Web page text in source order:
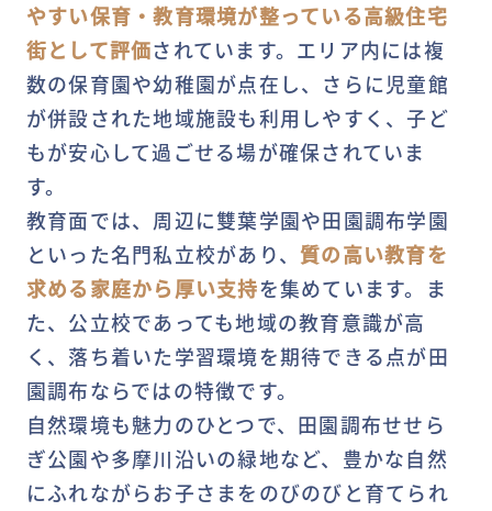
やすい保育・教育環境が整っている高級住宅
街として評価されています。エリア内には複
数の保育園や幼稚園が点在し、さらに児童館
が併設された地域施設も利用しやすく、子ど
もが安心して過ごせる場が確保されていま
す。
教育面では、周辺に雙葉学園や田園調布学園
といった名門私立校があり、質の高い教育を
求める家庭から厚い支持を集めています。ま
た、公立校であっても地域の教育意識が高
く、落ち着いた学習環境を期待できる点が田
園調布ならではの特徴です。
自然環境も魅力のひとつで、田園調布せせら
ぎ公園や多摩川沿いの緑地など、豊かな自然
にふれながらお子さまをのびのびと育てられ